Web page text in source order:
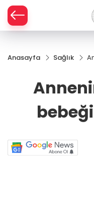
Anasayfa Sağlık